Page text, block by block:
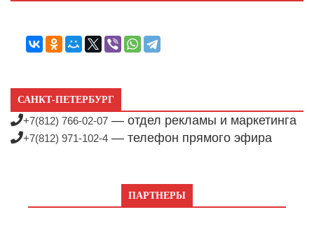
САНКТ-ПЕТЕРБУРГ
+7(812) 766-02-07 — отдел рекламы и маркетинга
+7(812) 971-102-4 — телефон прямого эфира
ПАРТНЕРЫ